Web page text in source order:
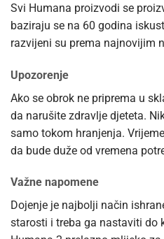
Svi Humana proizvodi se
baziraju se na 60 godina
razvijeni su prema najnovijim
Upozorenje
Ako se obrok ne priprema u
da narušite zdravlje djeteta.
samo tokom hranjenja.
da bude duže od vremena
Važne napomene
Dojenje je najbolji način
starosti i treba ga nastaviti do